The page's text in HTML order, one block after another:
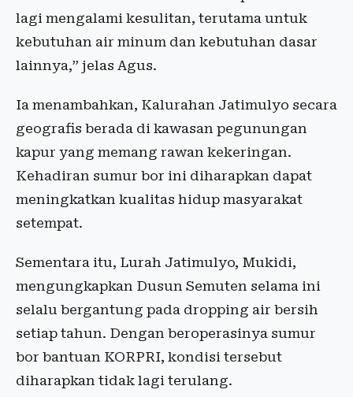
lagi mengalami kesulitan, terutama untuk
kebutuhan air minum dan kebutuhan dasar
lainnya,” jelas Agus.
Ia menambahkan, Kalurahan Jatimulyo secara
geografis berada di kawasan pegunungan
kapur yang memang rawan kekeringan.
Kehadiran sumur bor ini diharapkan dapat
meningkatkan kualitas hidup masyarakat
setempat.
Sementara itu, Lurah Jatimulyo, Mukidi,
mengungkapkan Dusun Semuten selama ini
selalu bergantung pada dropping air bersih
setiap tahun. Dengan beroperasinya sumur
bor bantuan KORPRI, kondisi tersebut
diharapkan tidak lagi terulang.